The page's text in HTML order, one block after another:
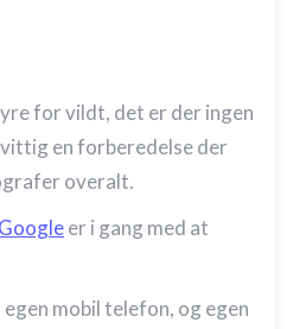
for vildt, det er der ingen
en forberedelse der
overalt.
Googleer i gang med at
mobil telefon, og egen